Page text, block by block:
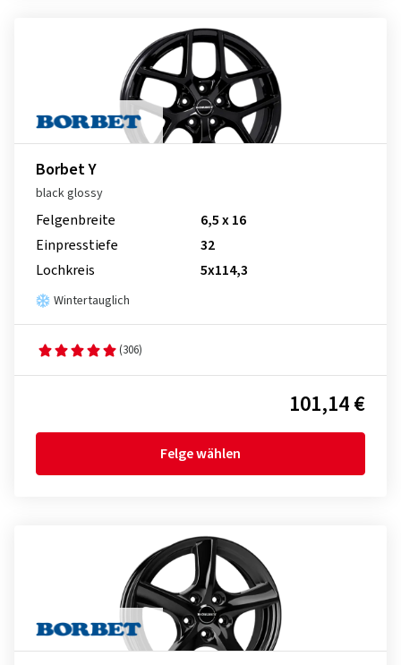
Borbet Y
black glossy
Felgenbreite
6,5 x 16
Einpresstiefe
32
Lochkreis
5x114,3
Wintertauglich
(306)
101,14 €
Felge wählen